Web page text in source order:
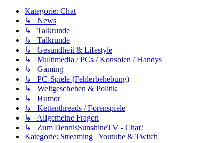
Kategorie: Chat
↳ News
↳ Talkrunde
↳ Talkrunde
↳ Gesundheit & Lifestyle
↳ Multimedia / PCs / Konsolen / Handys
↳ Gaming
↳ PC-Spiele (Fehlerbehebung)
↳ Weltgeschehen & Politik
↳ Humor
↳ Kettenthreads / Forenspiele
↳ Allgemeine Fragen
↳ Zum DennisSunshineTV - Chat!
Kategorie: Streaming | Youtube & Twitch